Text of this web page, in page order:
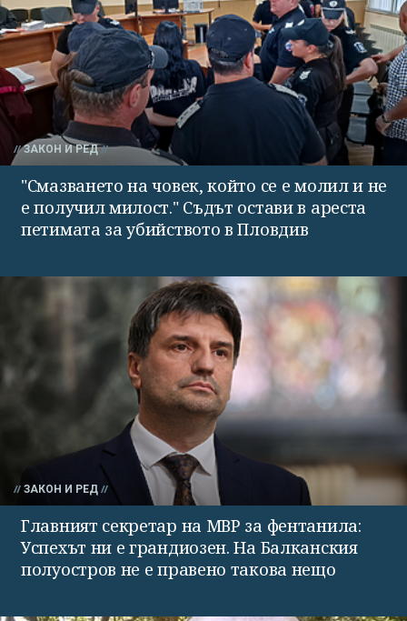
ЗАКОН И РЕД
"Смазването на човек, който се е молил и не
е получил милост." Съдът остави в ареста
петимата за убийството в Пловдив
ЗАКОН И РЕД
Главният секретар на МВР за фентанила:
Успехът ни е грандиозен. На Балканския
полуостров не е правено такова нещо